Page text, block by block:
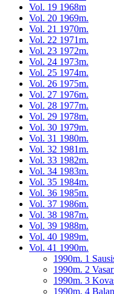
Vol. 19 1968m
Vol. 20 1969m.
Vol. 21 1970m.
Vol. 22 1971m.
Vol. 23 1972m.
Vol. 24 1973m.
Vol. 25 1974m.
Vol. 26 1975m.
Vol. 27 1976m.
Vol. 28 1977m.
Vol. 29 1978m.
Vol. 30 1979m.
Vol. 31 1980m.
Vol. 32 1981m.
Vol. 33 1982m.
Vol. 34 1983m.
Vol. 35 1984m.
Vol. 36 1985m.
Vol. 37 1986m.
Vol. 38 1987m.
Vol. 39 1988m.
Vol. 40 1989m.
Vol. 41 1990m.
1990m. 1
1990m. 2
1990m. 3
1990m. 4